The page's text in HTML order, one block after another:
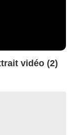
vidéo (2)